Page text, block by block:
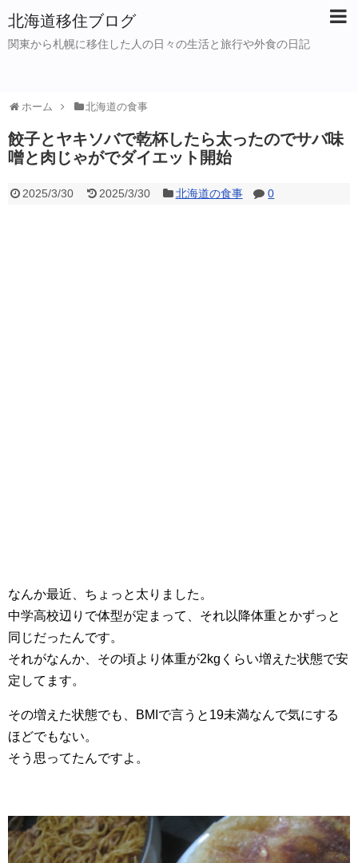
北海道移住ブログ
関東から札幌に移住した人の日々の生活と旅行や外食の日記
ホーム 北海道の食事
餃子とヤキソバで乾杯したら太ったのでサバ味
噌と肉じゃがでダイエット開始
2025/3/30 2025/3/30 北海道の食事 0
なんか最近、ちょっと太りました。
中学高校辺りで体型が定まって、それ以降体重とかずっと
同じだったんです。
それがなんか、その頃より体重が2kgくらい増えた状態で安
定してます。
その増えた状態でも、BMIで言うと19未満なんで気にする
ほどでもない。
そう思ってたんですよ。